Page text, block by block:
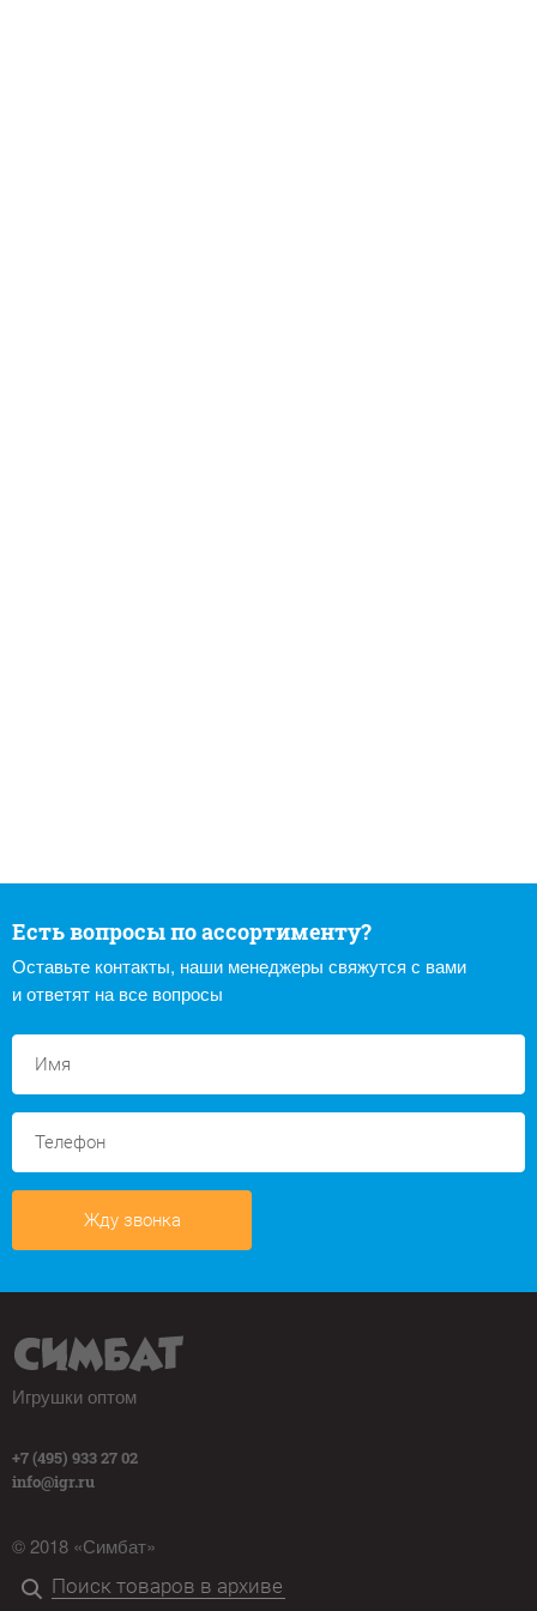
Есть вопросы по ассортименту?
Оставьте контакты, наши менеджеры свяжутся с вами
и ответят на все вопросы
Жду звонка
Игрушки оптом
+7 (495) 933 27 02
info@igr.ru
© 2018 «Симбат»